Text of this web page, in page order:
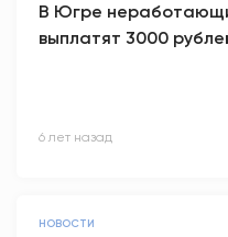
В Югре
выплатят 3000
6 лет назад
НОВОСТИ